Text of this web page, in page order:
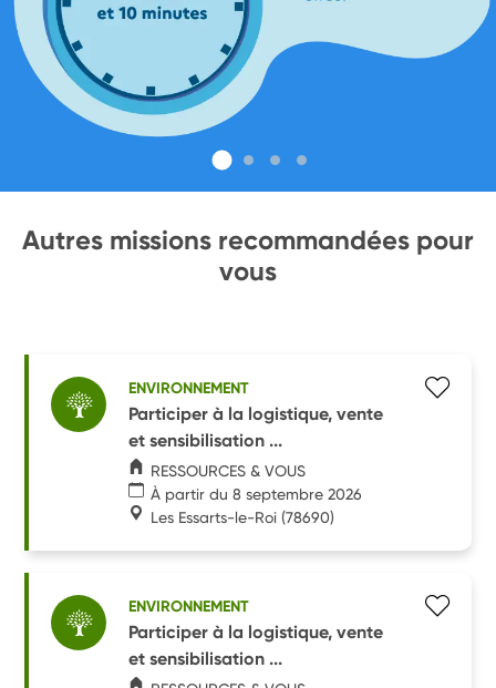
Autres missions recommandées pour
vous
ENVIRONNEMENT
Participer à la logistique, vente
et sensibilisation ...
RESSOURCES & VOUS
À partir du 8 septembre 2026
Les Essarts-le-Roi (78690)
ENVIRONNEMENT
Participer à la logistique, vente
et sensibilisation ...